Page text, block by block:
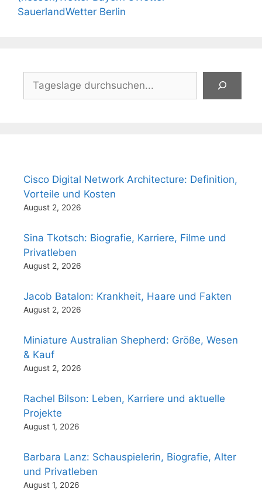
SauerlandWetter Berlin
Cisco Digital Network Architecture: Definition,
Vorteile und Kosten
August 2, 2026
Sina Tkotsch: Biografie, Karriere, Filme und
Privatleben
August 2, 2026
Jacob Batalon: Krankheit, Haare und Fakten
August 2, 2026
Miniature Australian Shepherd: Größe, Wesen
& Kauf
August 2, 2026
Rachel Bilson: Leben, Karriere und aktuelle
Projekte
August 1, 2026
Barbara Lanz: Schauspielerin, Biografie, Alter
und Privatleben
August 1, 2026